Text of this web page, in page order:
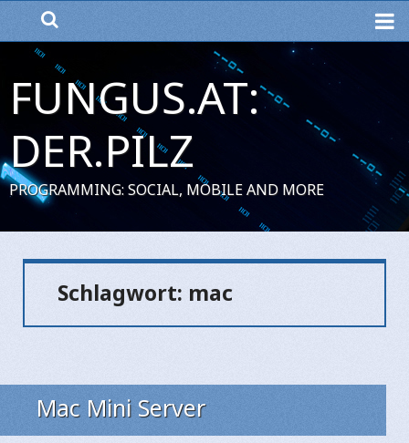
FUNGUS.AT:
DER.PILZ
PROGRAMMING: SOCIAL, MOBILE AND MORE
Schlagwort: mac
Mac Mini Server